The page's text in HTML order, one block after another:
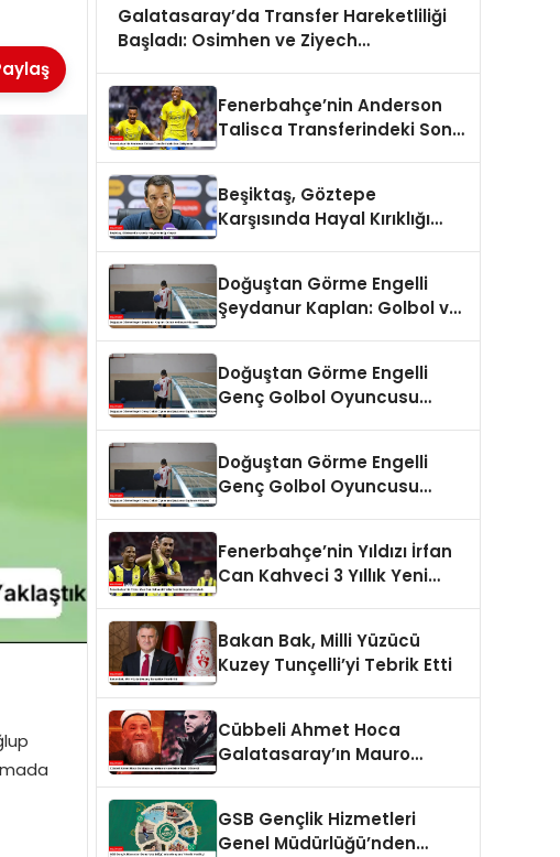
Galatasaray’da Transfer Hareketliliği
Başladı: Osimhen ve Ziyech
Fenerbahçe’nin Anderson
Talisca Transferindeki Son
Beşiktaş, Göztepe
Karşısında Hayal Kırıklığı
Doğuştan Görme Engelli
Şeydanur Kaplan: Golbol ve
Doğuştan Görme Engelli
Genç Golbol Oyuncusu
Doğuştan Görme Engelli
Genç Golbol Oyuncusu
Fenerbahçe’nin Yıldızı İrfan
Can Kahveci 3 Yıllık Yeni
Bakan Bak, Milli Yüzücü
Kuzey Tunçelli’yi Tebrik Etti
Cübbeli Ahmet Hoca
Galatasaray’ın Mauro
GSB Gençlik Hizmetleri
Genel Müdürlüğü’nden